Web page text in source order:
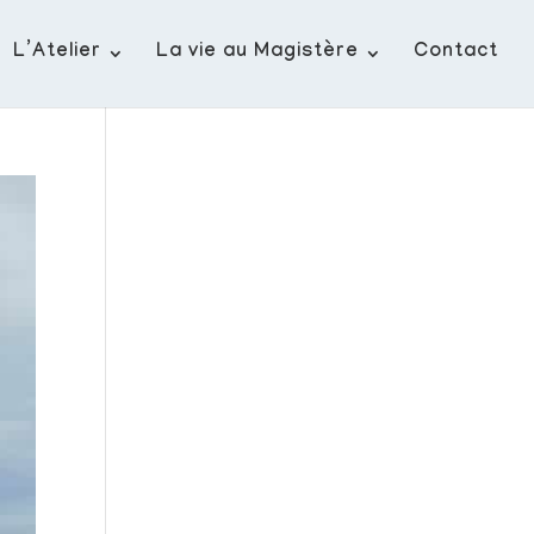
L’Atelier La vie au Magistère Contact